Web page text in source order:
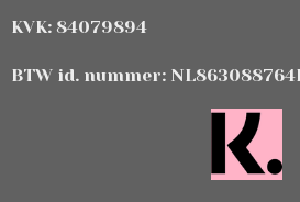
KVK: 84079894
BTW id. nummer: